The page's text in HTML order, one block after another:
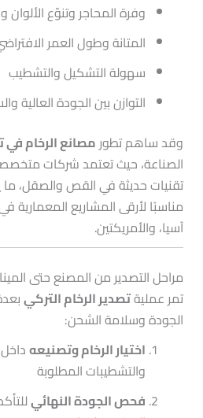
وفرة المحاجر وتنوّع الألوان
المتانة وطول العمر
سهولة التشكيل والتشطيب
التوازن بين الجودة العالية
وقد ساهم تطورمصانع الرخام في
الصناعة، حيث تعتمد شركات
تقنيات حديثة في القص والصقل، ما
مناسبًا لأرقى المشاريع المعمارية
آسيا، والأمريكتين.
مراحل التصدير من المصنع حتى
تمر عمليةتصدير الرخام التركي
الجودة وسلامة الشحن:
اختيار الرخام وتصنيعه
والتشطيبات المطلوبة
فحص الجودة النهائي